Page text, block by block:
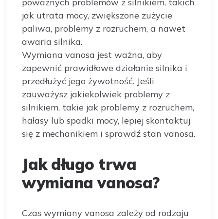
jak utrata mocy, zwiększone zużycie
paliwa, problemy z rozruchem, a nawet
awaria silnika.
Wymiana vanosa jest ważna, aby
zapewnić prawidłowe działanie silnika i
przedłużyć jego żywotność. Jeśli
zauważysz jakiekolwiek problemy z
silnikiem, takie jak problemy z rozruchem,
hałasy lub spadki mocy, lepiej skontaktuj
się z mechanikiem i sprawdź stan vanosa.
Jak długo trwa
wymiana vanosa?
Czas wymiany vanosa zależy od rodzaju